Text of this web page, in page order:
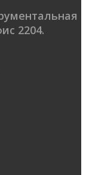
2204.